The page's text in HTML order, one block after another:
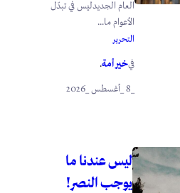
العام الجديدليس في تبدّل
الأعوام ما...
التحرير
فيخير أمة.
ليس عندنا ما
يوجب النصر!